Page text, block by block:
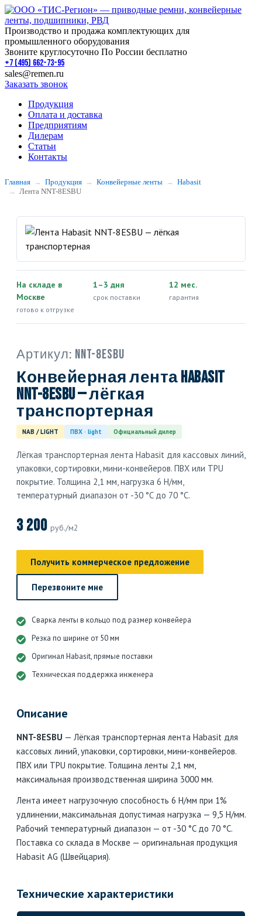
Производство и продажа комплектующих для
промышленного оборудования
Звоните круглосуточно По России бесплатно
+7 (495) 662-73-95
sales@remen.ru
Заказать звонок
Продукция
Оплата и доставка
Предприятиям
Дилерам
Статьи
Контакты
Главная Продукция Конвейерные ленты
Habasit
Лента NNT-8ESBU
На складе в
Москве
готово к отгрузке
1–3 дня
срок поставки
12 мес.
гарантия
Артикул: NNT-8ESBU
Конвейерная лента Habasit
NNT-8ESBU — лёгкая
транспортерная
NAB / LIGHT ПВХ · light Официальный дилер
Лёгкая транспортерная лента Habasit для кассовых линий,
упаковки, сортировки, мини-конвейеров. ПВХ или TPU
покрытие. Толщина 2,1 мм, нагрузка 6 Н/мм,
температурный диапазон от -30 °C до 70 °C.
3 200 руб./м2
Получить коммерческое предложение
Перезвоните мне
Сварка ленты в кольцо под размер конвейера
Резка по ширине от 50 мм
Оригинал Habasit, прямые поставки
Техническая поддержка инженера
Описание
NNT-8ESBU — Лёгкая транспортерная лента Habasit для
кассовых линий, упаковки, сортировки, мини-конвейеров.
ПВХ или TPU покрытие. Толщина ленты 2,1 мм,
максимальная производственная ширина 3000 мм.
Лента имеет нагрузочную способность 6 Н/мм при 1%
удлинении, максимальная допустимая нагрузка — 9,5 Н/мм.
Рабочий температурный диапазон — от -30 °C до 70 °C.
Поставка со склада в Москве — оригинальная продукция
Habasit AG (Швейцария).
Технические характеристики